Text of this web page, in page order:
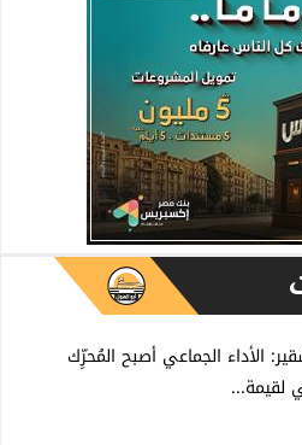
الأداء الجماعي أصبح المُحرِّك
لقيمة...